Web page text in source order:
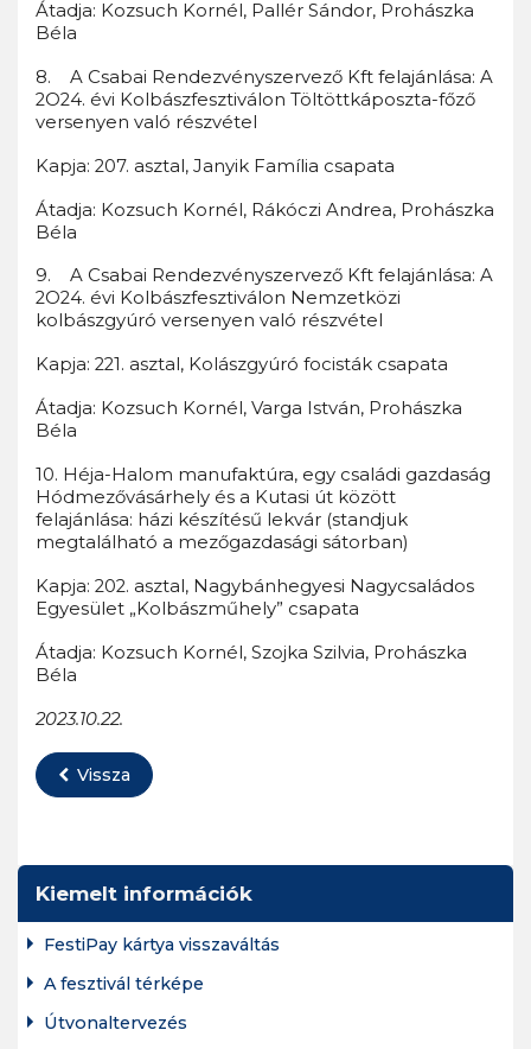
Átadja: Kozsuch Kornél, Pallér Sándor, Prohászka
Béla
8. A Csabai Rendezvényszervező Kft felajánlása: A
2O24. évi Kolbászfesztiválon Töltöttkáposzta-főző
versenyen való részvétel
Kapja: 207. asztal, Janyik Família csapata
Átadja: Kozsuch Kornél, Rákóczi Andrea, Prohászka
Béla
9. A Csabai Rendezvényszervező Kft felajánlása: A
2O24. évi Kolbászfesztiválon Nemzetközi
kolbászgyúró versenyen való részvétel
Kapja: 221. asztal, Kolászgyúró focisták csapata
Átadja: Kozsuch Kornél, Varga István, Prohászka
Béla
10. Héja-Halom manufaktúra, egy családi gazdaság
Hódmezővásárhely és a Kutasi út között
felajánlása: házi készítésű lekvár (standjuk
megtalálható a mezőgazdasági sátorban)
Kapja: 202. asztal, Nagybánhegyesi Nagycsaládos
Egyesület „Kolbászműhely” csapata
Átadja: Kozsuch Kornél, Szojka Szilvia, Prohászka
Béla
2023.10.22.
Vissza
Kiemelt információk
FestiPay kártya visszaváltás
A fesztivál térképe
Útvonaltervezés